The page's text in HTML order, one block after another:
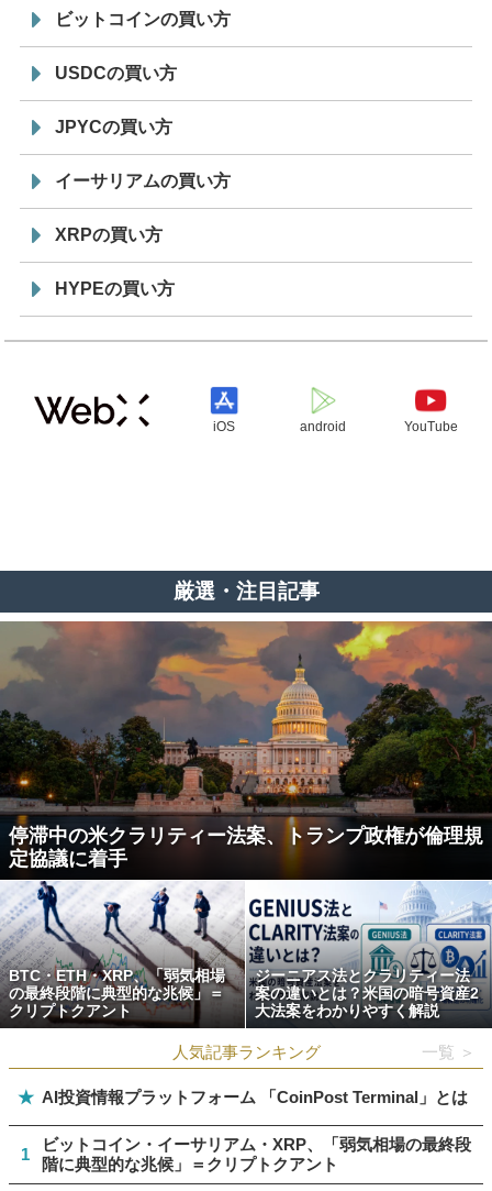
ビットコインの買い方
USDCの買い方
JPYCの買い方
イーサリアムの買い方
XRPの買い方
HYPEの買い方
iOS android YouTube
厳選・注目記事
停滞中の米クラリティー法案、トランプ政権が倫理規
定協議に着手
BTC・ETH・XRP、「弱気相場
の最終段階に典型的な兆候」＝
クリプトクアント
ジーニアス法とクラリティー法
案の違いとは？米国の暗号資産2
大法案をわかりやすく解説
人気記事ランキング 一覧 ＞
★ AI投資情報プラットフォーム 「CoinPost Terminal」とは
1
ビットコイン・イーサリアム・XRP、「弱気相場の最終段
階に典型的な兆候」＝クリプトクアント